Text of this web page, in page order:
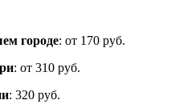
городе: от 170 руб.
: от 310 руб.
: 320 руб.